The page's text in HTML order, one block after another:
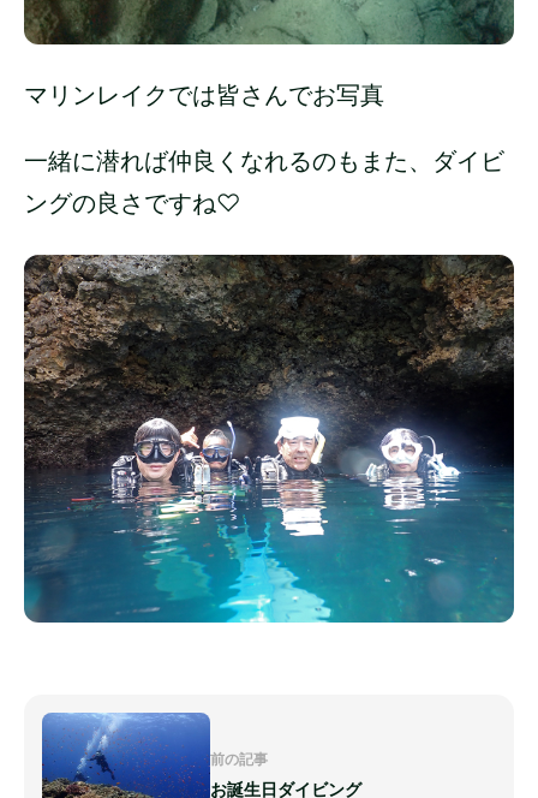
マリンレイクでは皆さんでお写真
一緒に潜れば仲良くなれるのもまた、ダイビ
ングの良さですね♡
前の記事
お誕生日ダイビング